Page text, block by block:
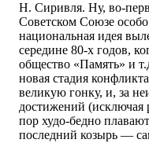
Н. Сиривля. Ну, во-
Советском Союзе
национальная идея
середине 80-х годов,
общество «Память» и
новая стадия
великую гонку, и, за
достижений (исключая
пор худо-бедно
последний козырь —